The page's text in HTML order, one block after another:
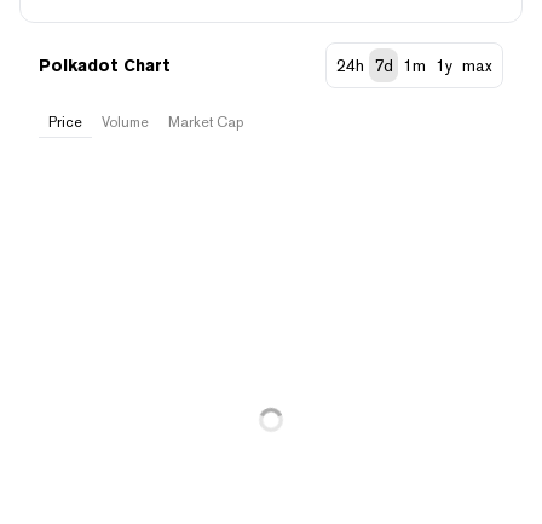
Polkadot Chart 24h 7d 1m 1y max
Price Volume Market Cap